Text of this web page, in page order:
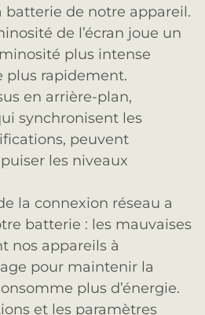
batterie de notre appareil.
de l’écran joue un
plus intense
plus rapidement.
en arrière-plan,
synchronisent les
peuvent
les niveaux
la connexion réseau a
batterie : les mauvaises
nos appareils à
pour maintenir la
plus d’énergie.
et les paramètres